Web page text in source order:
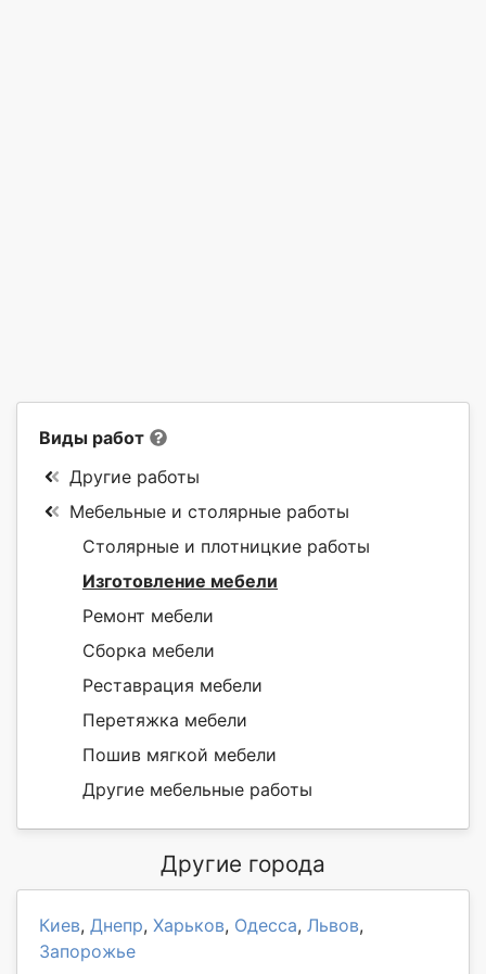
Виды работ
Другие работы
Мебельные и столярные работы
Столярные и плотницкие работы
Изготовление мебели
Ремонт мебели
Сборка мебели
Реставрация мебели
Перетяжка мебели
Пошив мягкой мебели
Другие мебельные работы
Другие города
Киев, Днепр, Харьков, Одесса, Львов,
Запорожье